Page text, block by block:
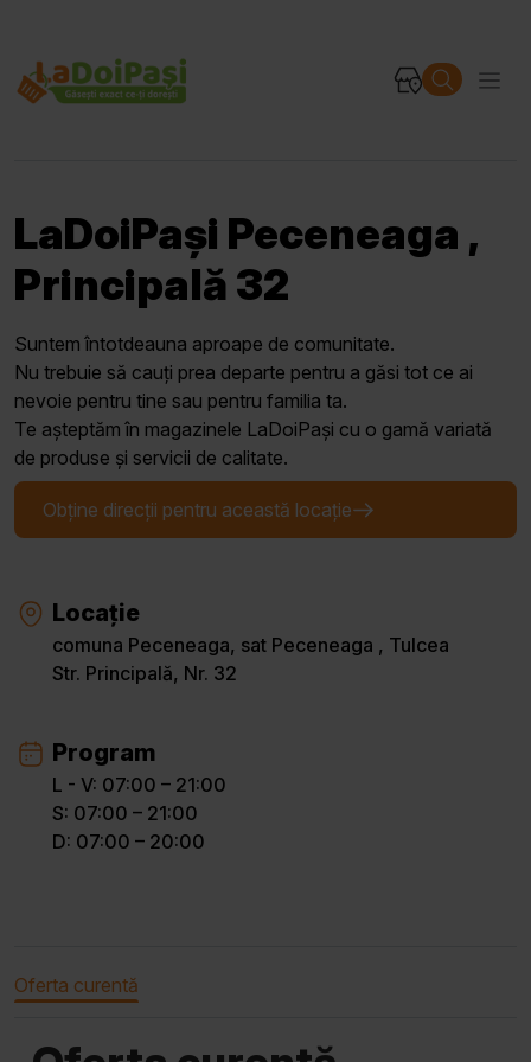
LaDoiPași Peceneaga ,
Principală 32
Suntem întotdeauna aproape de comunitate.
Nu trebuie să cauți prea departe pentru a găsi tot ce ai
nevoie pentru tine sau pentru familia ta.
Te așteptăm în magazinele LaDoiPași cu o gamă variată
de produse și servicii de calitate.
Obține direcții pentru această locație
Locație
comuna Peceneaga, sat Peceneaga , Tulcea
Str. Principală, Nr. 32
Program
L - V: 07:00 – 21:00
S: 07:00 – 21:00
D: 07:00 – 20:00
Oferta curentă